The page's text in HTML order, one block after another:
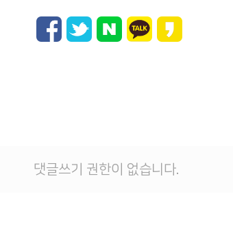
댓글쓰기 권한이 없습니다.